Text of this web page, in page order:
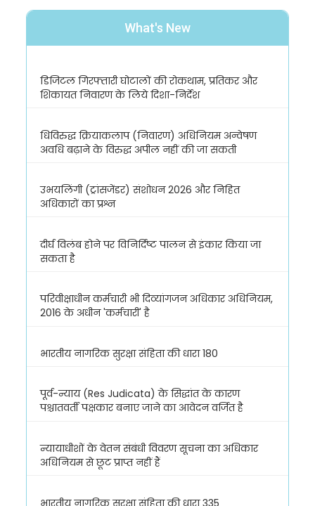
What's New
डिजिटल गिरफ्तारी घोटालों की रोकथाम, प्रतिकर और
शिकायत निवारण के लिये दिशा-निर्देश
धिविरुद्ध क्रियाकलाप (निवारण) अधिनियम अन्वेषण
अवधि बढ़ाने के विरुद्ध अपील नहीं की जा सकती
उभयलिंगी (ट्रांसजेंडर) संशोधन 2026 और निहित
अधिकारों का प्रश्न
दीर्घ विलंब होने पर विनिर्दिष्ट पालन से इंकार किया जा
सकता है
परिवीक्षाधीन कर्मचारी भी दिव्यांगजन अधिकार अधिनियम,
2016 के अधीन 'कर्मचारी' है
भारतीय नागरिक सुरक्षा संहिता की धारा 180
पूर्व-न्याय (Res Judicata) के सिद्धांत के कारण
पश्चातवर्ती पक्षकार बनाए जाने का आवेदन वर्जित है
न्यायाधीशों के वेतन संबंधी विवरण सूचना का अधिकार
अधिनियम से छूट प्राप्त नहीं हैं
भारतीय नागरिक सुरक्षा संहिता की धारा 335